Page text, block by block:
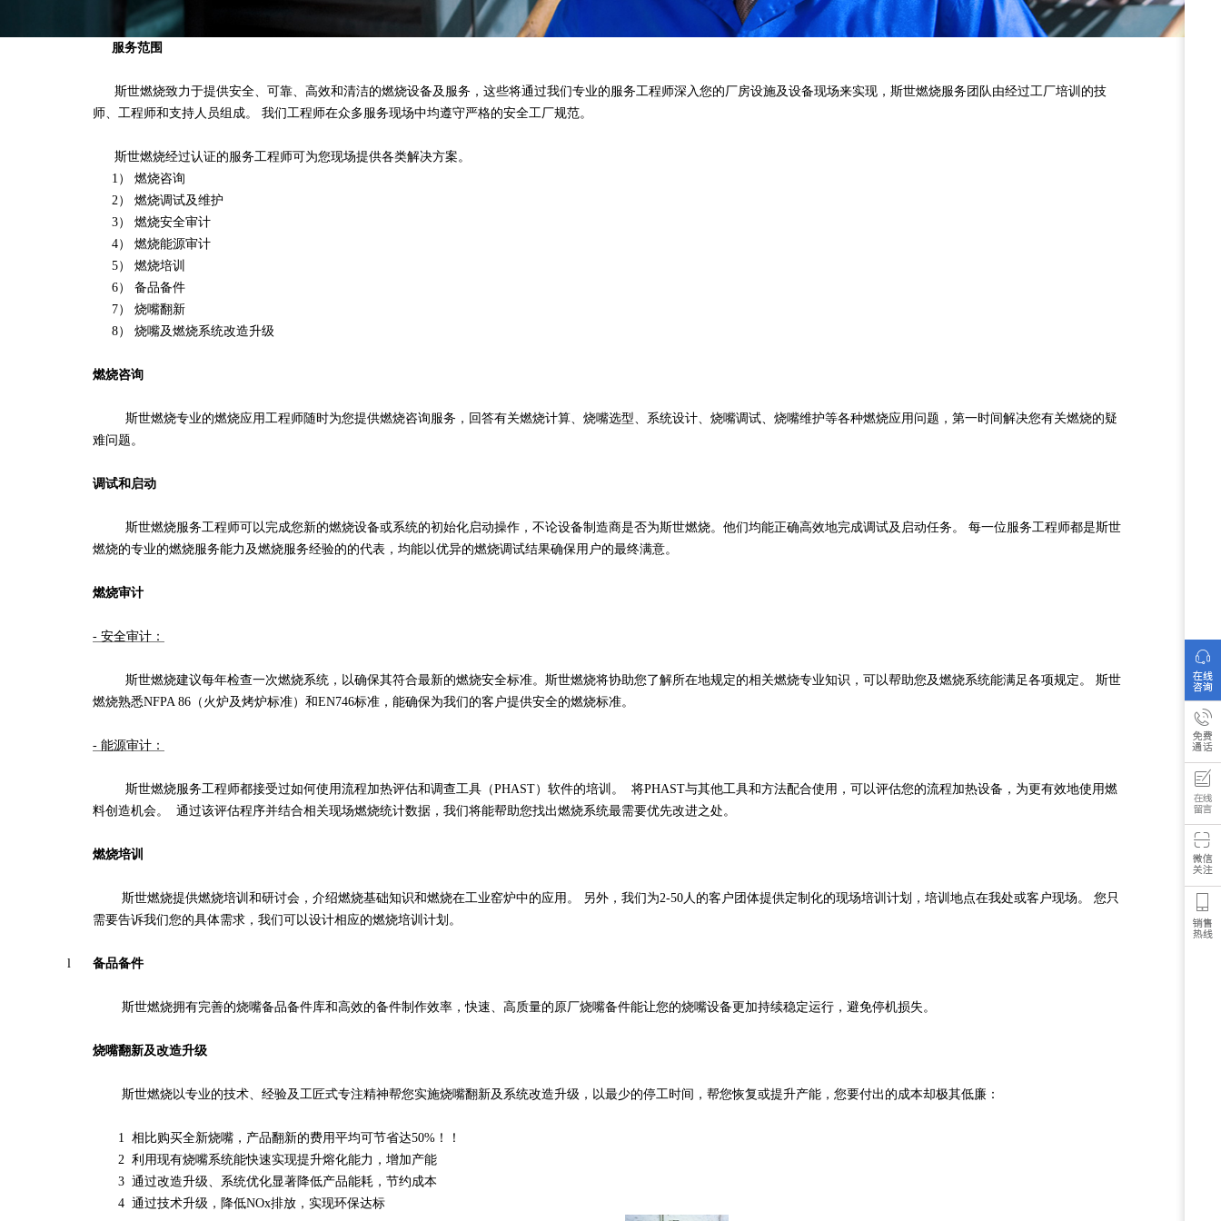
服务范围
斯世燃烧致力于提供安全、可靠、高效和清洁的燃烧设备及服务，这些将通过我们专业的服务工程师深入您的厂房设施及设备现场来实现，斯世燃烧服务团队由经过工厂培训的技
师、工程师和支持人员组成。 我们工程师在众多服务现场中均遵守严格的安全工厂规范。
斯世燃烧经过认证的服务工程师可为您现场提供各类解决方案。
1） 燃烧咨询
2） 燃烧调试及维护
3） 燃烧安全审计
4） 燃烧能源审计
5） 燃烧培训
6） 备品备件
7） 烧嘴翻新
8） 烧嘴及燃烧系统改造升级
燃烧咨询
斯世燃烧专业的燃烧应用工程师随时为您提供燃烧咨询服务，回答有关燃烧计算、烧嘴选型、系统设计、烧嘴调试、烧嘴维护等各种燃烧应用问题，第一时间解决您有关燃烧的疑
难问题。
调试和启动
斯世燃烧服务工程师可以完成您新的燃烧设备或系统的初始化启动操作，不论设备制造商是否为斯世燃烧。他们均能正确高效地完成调试及启动任务。 每一位服务工程师都是斯世
燃烧的专业的燃烧服务能力及燃烧服务经验的的代表，均能以优异的燃烧调试结果确保用户的最终满意。
燃烧审计
- 安全审计：
斯世燃烧建议每年检查一次燃烧系统，以确保其符合最新的燃烧安全标准。斯世燃烧将协助您了解所在地规定的相关燃烧专业知识，可以帮助您及燃烧系统能满足各项规定。 斯世
燃烧熟悉NFPA 86（火炉及烤炉标准）和EN746标准，能确保为我们的客户提供安全的燃烧标准。
- 能源审计：
斯世燃烧服务工程师都接受过如何使用流程加热评估和调查工具（PHAST）软件的培训。 将PHAST与其他工具和方法配合使用，可以评估您的流程加热设备，为更有效地使用燃
料创造机会。 通过该评估程序并结合相关现场燃烧统计数据，我们将能帮助您找出燃烧系统最需要优先改进之处。
燃烧培训
斯世燃烧提供燃烧培训和研讨会，介绍燃烧基础知识和燃烧在工业窑炉中的应用。 另外，我们为2-50人的客户团体提供定制化的现场培训计划，培训地点在我处或客户现场。 您只
需要告诉我们您的具体需求，我们可以设计相应的燃烧培训计划。
l 备品备件
斯世燃烧拥有完善的烧嘴备品备件库和高效的备件制作效率，快速、高质量的原厂烧嘴备件能让您的烧嘴设备更加持续稳定运行，避免停机损失。
烧嘴翻新及改造升级
斯世燃烧以专业的技术、经验及工匠式专注精神帮您实施烧嘴翻新及系统改造升级，以最少的停工时间，帮您恢复或提升产能，您要付出的成本却极其低廉：
1 相比购买全新烧嘴，产品翻新的费用平均可节省达50% ！！
2 利用现有烧嘴系统能快速实现提升熔化能力，增加产能
3 通过改造升级、系统优化显著降低产品能耗，节约成本
4 通过技术升级，降低NOx排放，实现环保达标